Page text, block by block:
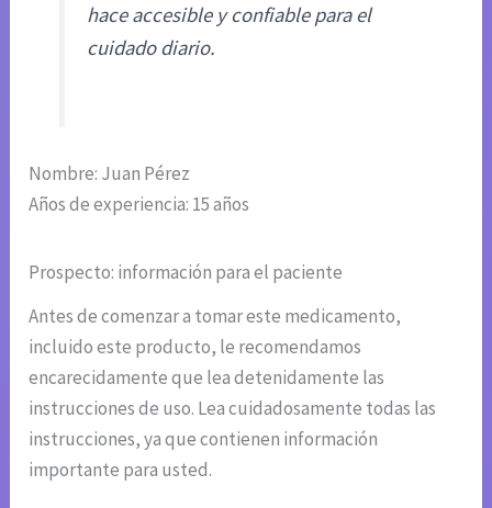
hace accesible y confiable para el
cuidado diario.
Nombre: Juan Pérez
Años de experiencia: 15 años
Prospecto: información para el paciente
Antes de comenzar a tomar este medicamento,
incluido este producto, le recomendamos
encarecidamente que lea detenidamente las
instrucciones de uso. Lea cuidadosamente todas las
instrucciones, ya que contienen información
importante para usted.